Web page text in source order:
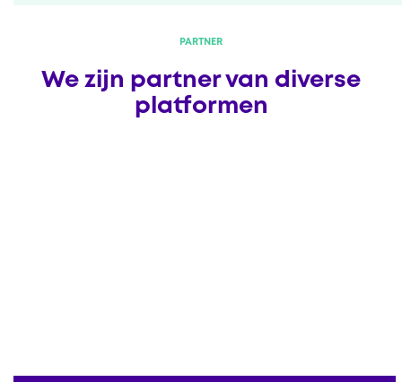
PARTNER
We zijn partner van diverse
platformen